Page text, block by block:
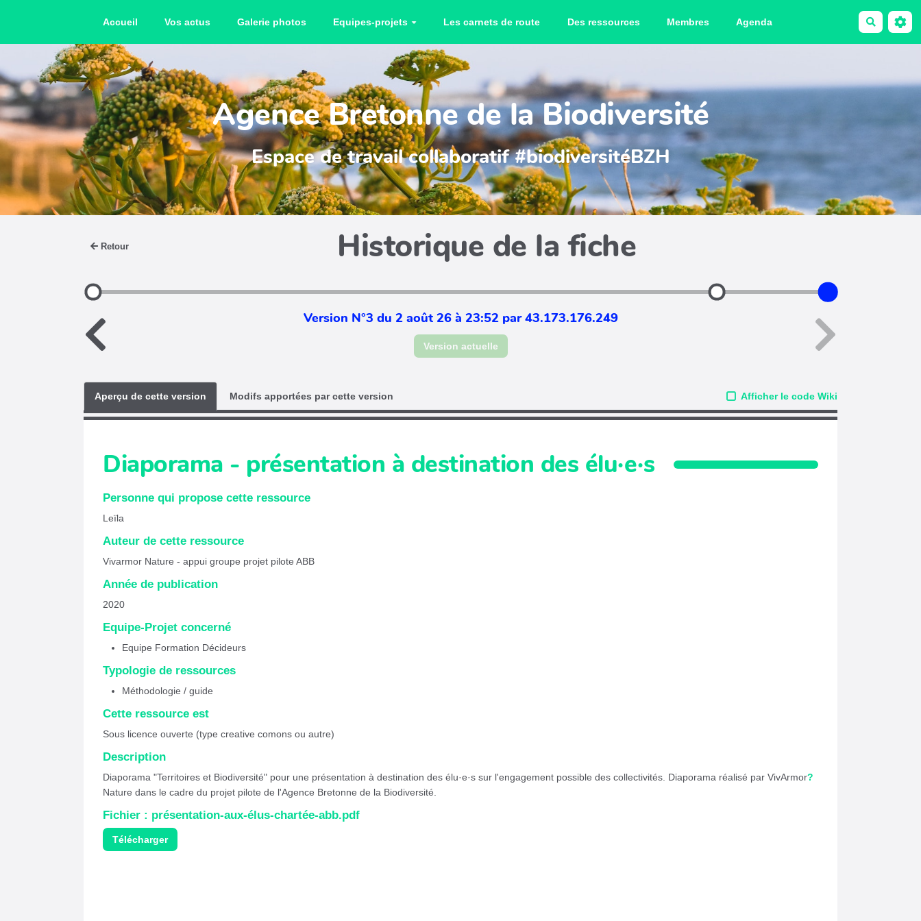
Accueil Vos actus Galerie photos Equipes-projets Les carnets de route Des ressources Membres Agenda Rechercher
Agence Bretonne de la Biodiversité
Espace de travail collaboratif #biodiversitéBZH
Retour Historique de la fiche
Version N°3 du 2 août 26 à 23:52 par 43.173.176.249
Version actuelle
Aperçu de cette version Modifs apportées par cette version Afficher le code Wiki
Diaporama - présentation à destination des élu·e·s
Personne qui propose cette ressource
Leïla
Auteur de cette ressource
Vivarmor Nature - appui groupe projet pilote ABB
Année de publication
2020
Equipe-Projet concerné
Equipe Formation Décideurs
Typologie de ressources
Méthodologie / guide
Cette ressource est
Sous licence ouverte (type creative comons ou autre)
Description
Diaporama "Territoires et Biodiversité" pour une présentation à destination des élu·e·s sur l'engagement possible des collectivités. Diaporama réalisé par VivArmor?
Nature dans le cadre du projet pilote de l'Agence Bretonne de la Biodiversité.
Fichier : présentation-aux-élus-chartée-abb.pdf
Télécharger